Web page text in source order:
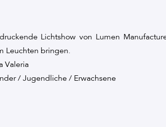
Lichtshow von Lumen
Leuchten bringen.
Valeria
/ Jugendliche / Erwachsene